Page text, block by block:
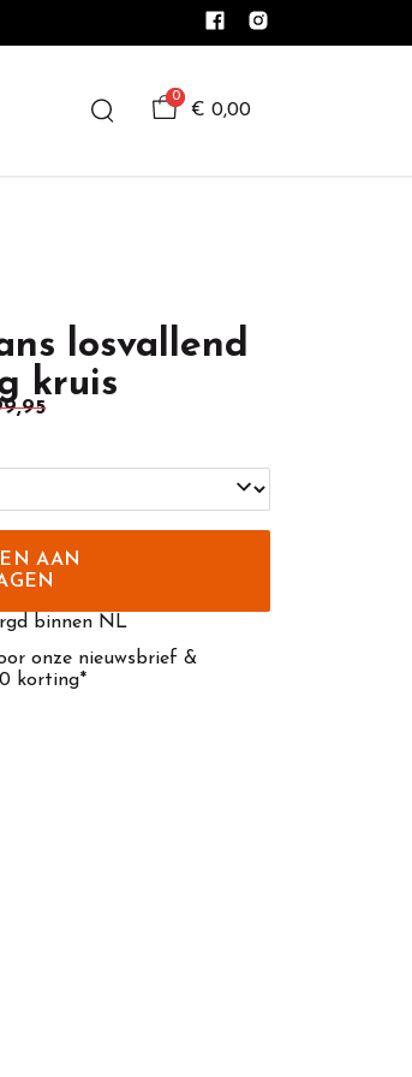
0
€ 0,00
losvallend
kruis
AAN
binnen NL
onze nieuwsbrief &
korting*